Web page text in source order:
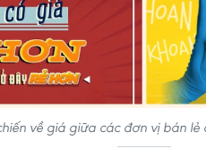
về giá giữa các đơn vị bán lẻ